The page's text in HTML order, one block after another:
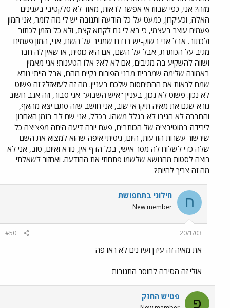
מזה? אני, כפי שבוודאי אפשר לראות, מאוד לא סלקטיבי בענינים
האלה, וכעיקרון, כמעט על כל הודעה ותגובה יש לי מה לומר, אני המון
פעמים עוצר בעצמי, כי בא לי גם לקרוא קצת, ולא כל הזמן לכתוב
ולכתוב. אבל אני בשוק-יש בנדם שמגיב על השם, אני, המון פעמים
מגיב על הכותרת, אבל על השם, אם היא כוסית, או שאין לה חבר
ושווה להשקיע בה מגיבים, אם לא לא? אלו הטענות! אני מאמין
באמונה שלימה שמרבית מבני הפורום נקיים מהם, אבל הייתי נורא
שמח לראות את ההתיחסות שלכם בעניין. מה זה לעזאזל? זה פשוט
לא נכון. פשוט לא נכון, בעניין "איש השבוע" אני סבור, וזה אגב חשוב
נורא שגם את מאיה תיקראי שוב, אני חושב שזה סתם יצא מהאף,
והחברה לא הגיבו לא בגלל משהו. בכלל, אני שם לב בזמן האחרון
לירידה במוטיבציה של הכותבים, פעם יורה דיעה היתה מפציצה כל
שירשור עשרות הודעות, היום, ניסיתי איפה שהוא למצוא את השם
שלה כדי לשלוח לה מסר אישי, בכל הדף אין, נורא ואיום, טוב, אני לא
רוצה לסטות מהנושא שלשמו פתחתי את ההודעה. ואחזור לשאלתי
מה זה צריך להיות?
ח חילוני בתחפושת
New member
20/1/03
#50
את מאיה זה עידן ועידנים לא ראו פה
אולי זה הסיבה לחוסר התגובות
פ פטיש החזק